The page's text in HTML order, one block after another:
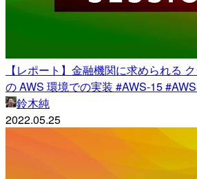
【レポート】金融機関に求められる
の AWS 環境での実装 #AWS-15
鈴木純
2022.05.25